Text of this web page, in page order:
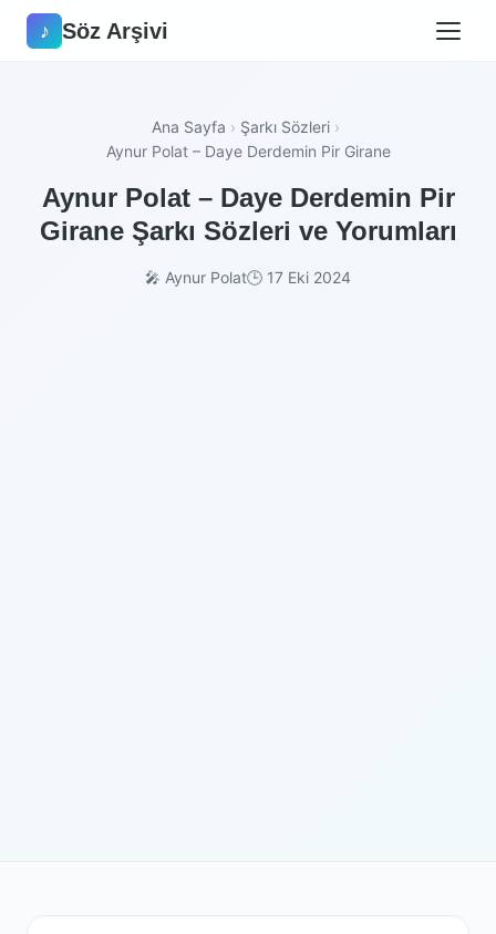
♪ Söz Arşivi
Ana Sayfa › Şarkı Sözleri ›
Aynur Polat – Daye Derdemin Pir Girane
Aynur Polat – Daye Derdemin Pir
Girane Şarkı Sözleri ve Yorumları
🎤 Aynur Polat🕒 17 Eki 2024